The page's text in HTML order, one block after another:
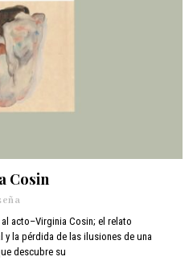
Cosin
acto–Virginia Cosin; el relato
la pérdida de las ilusiones de una
descubre su